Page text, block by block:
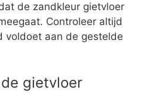
de zandkleur gietvloer
Controleer altijd
voldoet aan de gestelde
gietvloer